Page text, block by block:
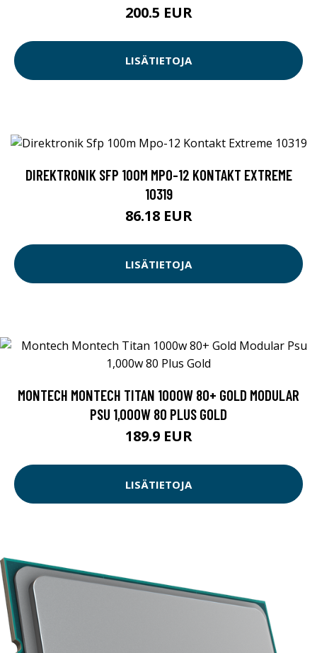
200.5 EUR
LISÄTIETOJA
DIREKTRONIK SFP 100M MPO-12 KONTAKT EXTREME
10319
86.18 EUR
LISÄTIETOJA
MONTECH MONTECH TITAN 1000W 80+ GOLD MODULAR
PSU 1,000W 80 PLUS GOLD
189.9 EUR
LISÄTIETOJA